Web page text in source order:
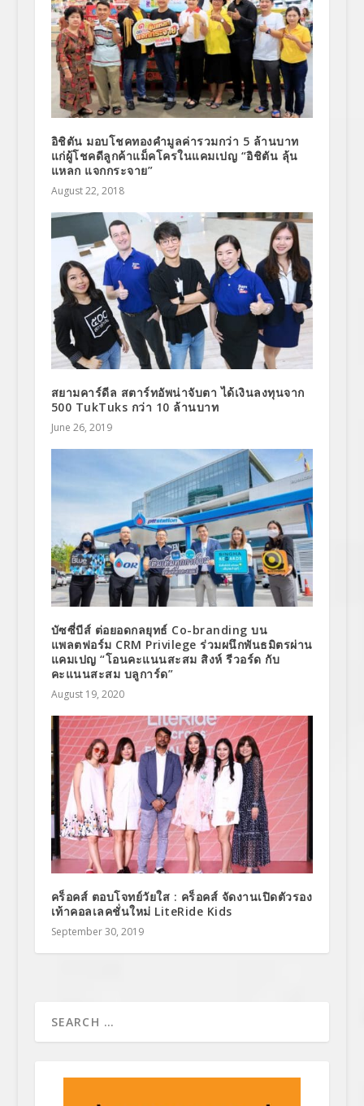
อิชิตัน มอบโชคทองคำมูลค่ารวมกว่า 5 ล้านบาท
แก่ผู้โชคดีลูกค้าแม็คโครในแคมเปญ “อิชิตัน ลุ้น
แหลก แจกกระจาย”
August 22, 2018
สยามคาร์ดีล สตาร์ทอัพน่าจับตา ได้เงินลงทุนจาก
500 TukTuks กว่า 10 ล้านบาท
June 26, 2019
บัซซี่บีส์ ต่อยอดกลยุทธ์ Co-branding บน
แพลตฟอร์ม CRM Privilege ร่วมผนึกพันธมิตรผ่าน
แคมเปญ “โอนคะแนนสะสม สิงห์ รีวอร์ด กับ
คะแนนสะสม บลูการ์ด”
August 19, 2020
คร็อคส์ ตอบโจทย์วัยใส : คร็อคส์ จัดงานเปิดตัวรอง
เท้าคอลเลคชั่นใหม่ LiteRide Kids
September 30, 2019